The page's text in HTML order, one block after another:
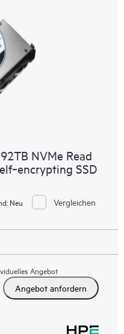
NVMe Read
SSD
Neu Vergleichen
Angebot
Angebot anfordern